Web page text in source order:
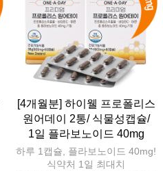
[4개월분] 하이웰 프로폴리스
원어데이 2통/ 식물성캡슐/
1일 플라보노이드 40mg
하루 1캡슐, 플라보노이드 40mg!
식약처 1일 최대치